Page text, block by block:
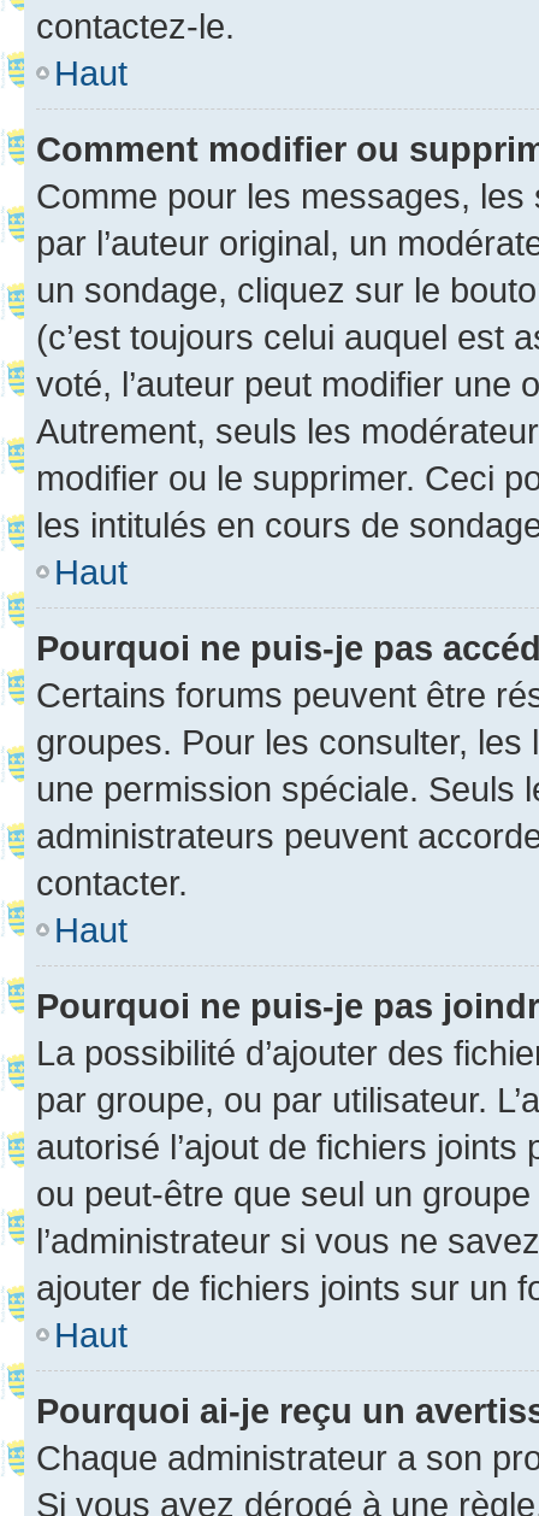
contactez-le.
Haut
Comment modifier ou
Comme pour les messages,
par l’auteur original, un
un sondage, cliquez sur le
(c’est toujours celui auquel est
voté, l’auteur peut modifier une
Autrement, seuls les
modifier ou le supprimer. Ceci
les intitulés en cours de
Haut
Pourquoi ne puis-je pas
Certains forums peuvent être
groupes. Pour les consulter,
une permission spéciale. Seuls
administrateurs peuvent
contacter.
Haut
Pourquoi ne puis-je pas
La possibilité d’ajouter des
par groupe, ou par utilisateur.
autorisé l’ajout de fichiers
ou peut-être que seul un
l’administrateur si vous ne
ajouter de fichiers joints sur un
Haut
Pourquoi ai-je reçu un
Chaque administrateur a son
Si vous avez dérogé à une